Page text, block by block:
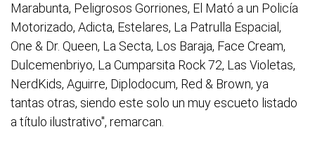
Marabunta, Peligrosos Gorriones, El Mató a un Policía
Motorizado, Adicta, Estelares, La Patrulla Espacial,
One & Dr. Queen, La Secta, Los Baraja, Face Cream,
Dulcemenbriyo, La Cumparsita Rock 72, Las Violetas,
NerdKids, Aguirre, Diplodocum, Red & Brown, ya
tantas otras, siendo este solo un muy escueto listado
a título ilustrativo", remarcan.